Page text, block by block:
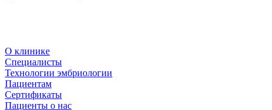
О клинике
Специалисты
Технологии эмбриологии
Пациентам
Сертификаты
Пациенты о нас